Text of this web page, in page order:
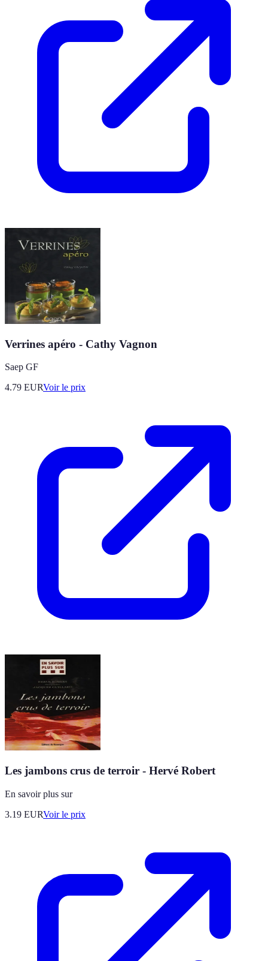
Verrines apéro - Cathy Vagnon
Saep GF
4.79 EURVoir le prix
Les jambons crus de terroir - Hervé Robert
En savoir plus sur
3.19 EURVoir le prix